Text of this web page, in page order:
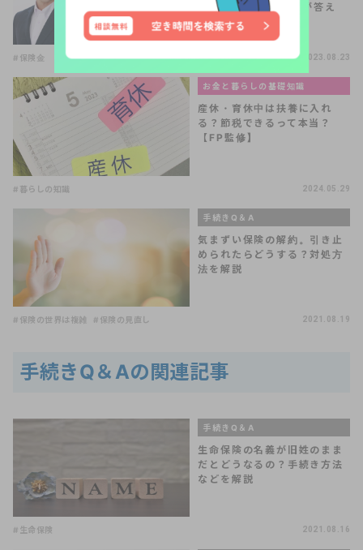
か？」【住宅FP関根が答え
る！V…
#保険金 2023.08.23
お金と暮らしの基礎知識
産休・育休中は扶養に入れ
る？節税できるって本当？
【FP監修】
#暮らしの知識 2024.05.29
手続きQ＆A
気まずい保険の解約。引き止
められたらどうする？対処方
法を解説
#保険の世界は複雑 #保険の見直し 2021.08.19
手続きQ＆Aの関連記事
手続きQ＆A
生命保険の名義が旧姓のまま
だとどうなるの？手続き方法
などを解説
#生命保険 2021.08.16